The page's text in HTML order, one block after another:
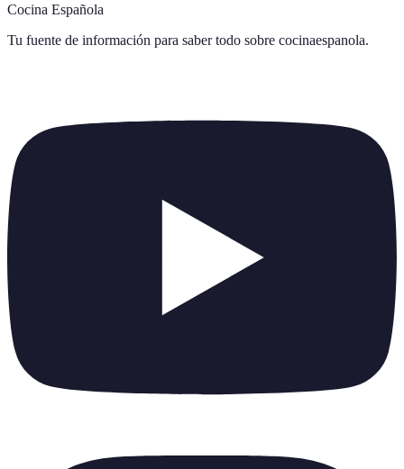
Cocina Española
Tu fuente de información para saber todo sobre cocinaespanola.